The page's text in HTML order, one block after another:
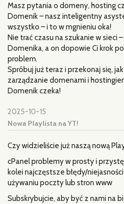
Masz pytania o domeny, hosting
Domenik – nasz inteligentny
wszystko – i to w mgnieniu oka!
Nie trać czasu na szukanie w sieci
Domenika, a on dopowie Ci krok
problem.
Spróbuj już teraz i przekonaj się,
zarządzanie domenami i
Domenik czeka!
2025-10-15
Nowa Playlista na YT!
Czy widzieliście już naszą nową
cPanel problemy w prosty i
kolei najczęstsze błędy/
używaniu poczty lub stron www
Subskrybujcie, aby być z nami na